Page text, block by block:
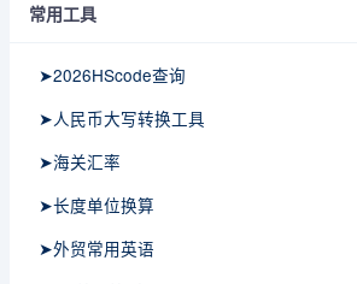
常用工具
➤2026HScode查询
➤人民币大写转换工具
➤海关汇率
➤长度单位换算
➤外贸常用英语